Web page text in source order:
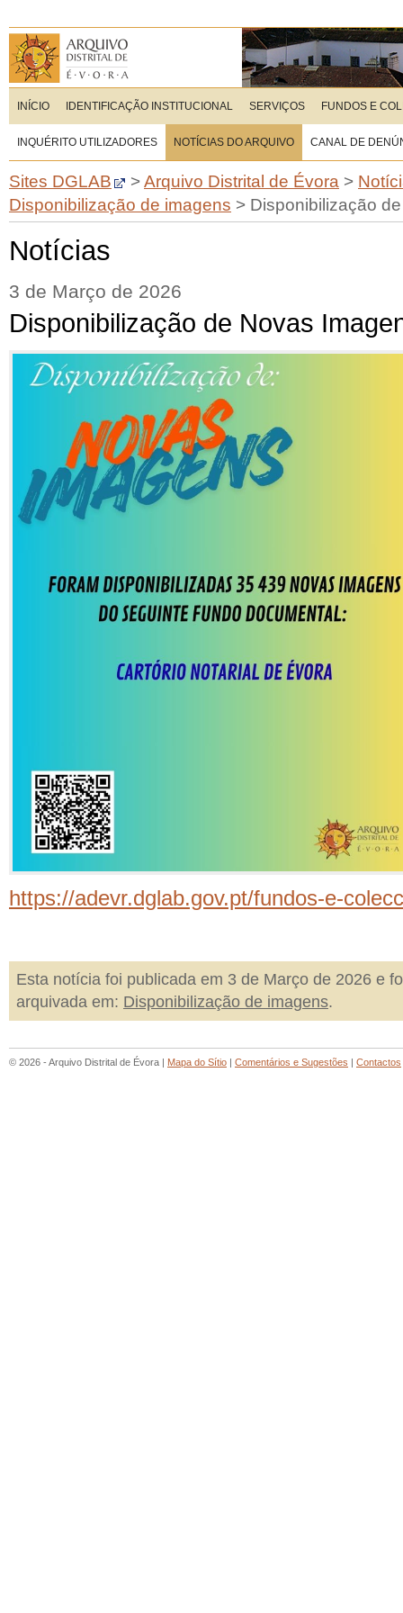
INÍCIO IDENTIFICAÇÃO INSTITUCIONAL SERVIÇOS FUNDOS E
INQUÉRITO UTILIZADORES NOTÍCIAS DO ARQUIVO CANAL DE
Sites DGLAB >Arquivo Distrital de Évora >
Disponibilização de imagens > Disponibilização
Notícias
3 de Março de 2026
Disponibilização de Novas
https://adevr.dglab.gov.pt/fundos-e-
Esta notícia foi publicada em 3 de Março de 2026 e
arquivada em: Disponibilização de imagens.
© 2026 - Arquivo Distrital de Évora | Mapa do Sítio | Comentários e Sugestões | Contactos